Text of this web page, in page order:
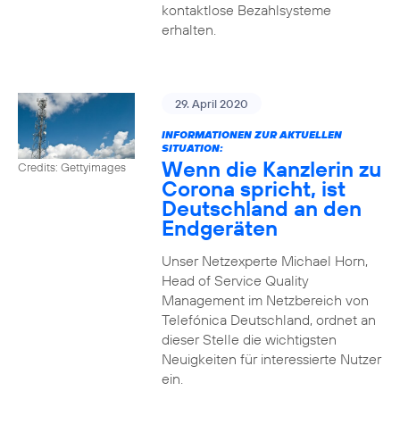
kontaktlose Bezahlsysteme
erhalten.
Credits: Gettyimages
29. April 2020
INFORMATIONEN ZUR AKTUELLEN
SITUATION:
Wenn die Kanzlerin zu
Corona spricht, ist
Deutschland an den
Endgeräten
Unser Netzexperte Michael Horn,
Head of Service Quality
Management im Netzbereich von
Telefónica Deutschland, ordnet an
dieser Stelle die wichtigsten
Neuigkeiten für interessierte Nutzer
ein.